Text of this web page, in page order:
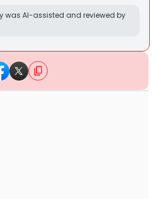
was AI-assisted and reviewed by